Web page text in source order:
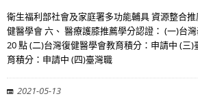
衛生福利部社會及家庭署多功能輔具 資源整合
健醫學會 六、 醫療護膝推薦學分認證： (一)台
20 點 (二)台灣復健醫學會教育積分：申請中 (三
育積分：申請中 (四)臺灣職
2021-05-13